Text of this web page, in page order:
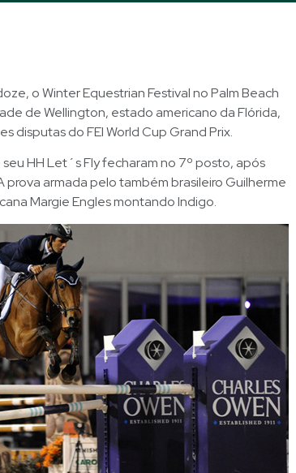
o Winter Equestrian Festival no Palm Beach
de Wellington, estado americano da Flórida,
disputas do FEI World Cup Grand Prix.
HH Let´s Fly fecharam no 7º posto, após
armada pelo também brasileiro Guilherme
Margie Engles montando Indigo.